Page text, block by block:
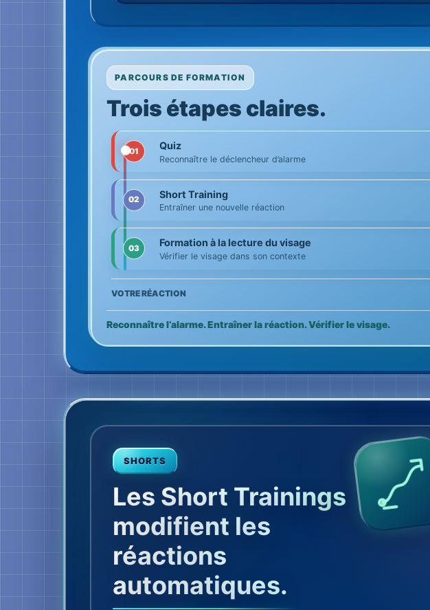
PARCOURS DE FORMATION
Trois étapes claires.
01 Quiz
Reconnaître le déclencheur d’alarme
02 Short Training
Entraîner une nouvelle réaction
03 Formation à la lecture du visage
Vérifier le visage dans son contexte
VOTRE RÉACTION
Reconnaître l’alarme. Entraîner la réaction. Vérifier le visage.
SHORTS
Les Short Trainings
modifient les
réactions
automatiques.